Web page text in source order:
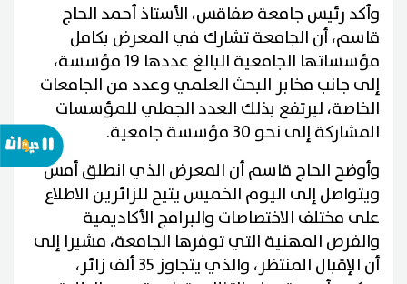
وأكد رئيس جامعة صفاقس، الأستاذ أحمد الحاج
قاسم، أن الجامعة تشارك في المعرض بكامل
مؤسساتها الجامعية البالغ عددها 19 مؤسسة،
إلى جانب مخابر البحث العلمي وعدد من الجامعات
الخاصة، ليرتفع بذلك العدد الجملي للمؤسسات
المشاركة إلى نحو 30 مؤسسة جامعية.
وأوضح الحاج قاسم أن المعرض الذي انطلق أمس
ويتواصل إلى اليوم الخميس يتيح للزائرين الاطلاع
على مختلف الاختصاصات والبرامج الأكاديمية
والفرص المهنية التي توفرها الجامعة، مشيرا إلى
أن الإقبال المنتظر، والذي يتجاوز 35 ألف زائر،